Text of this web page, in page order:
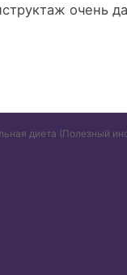
очень
диета (Полезный